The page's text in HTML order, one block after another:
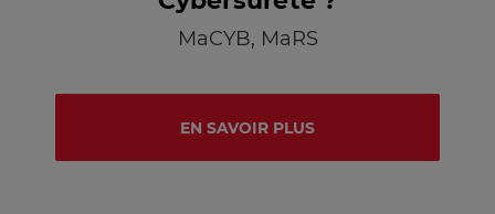
MaCYB, MaRS
EN SAVOIR PLUS